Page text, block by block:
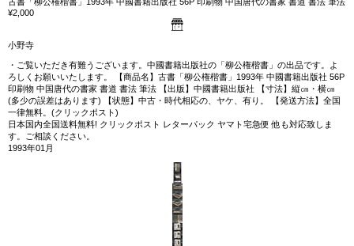
¥2,000
小野寺
・ご覧いただき有難うございます。中國書籍出版社の「柳公権楷書」の出品です。よ
ろしくお願いいたします。 【商品名】古書「柳公権楷書」1993年 中國書籍出版社 56P
印刷物 中国唐代の書家 書道 書法 筆法 【出版】中國書籍出版社 【寸法】縦㎝・横㎝
(多少の誤差はあります) 【状態】中古・時代相応の、ヤケ、有り。 【発送方法】全国
一律無料。(クリックポスト)
日本国内全国送料無料! クリックポスト レターパック ヤマト宅急便 他も対応致しま
す。ご相談ください。
1993年01月